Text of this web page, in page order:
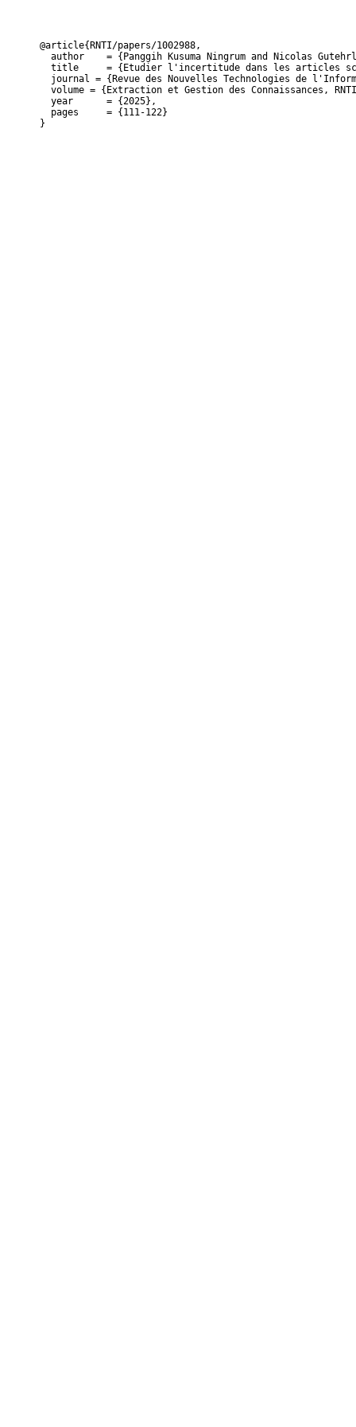
@article{RNTI/papers/1002988,
author    = {Panggih Kusuma Ningrum and Nicolas
title     = {Etudier l'incertitude dans les articles
journal = {Revue des Nouvelles Technologies de
volume = {Extraction et Gestion des Connaissances,
  year      = {2025},
  pages     = {111-122}
}